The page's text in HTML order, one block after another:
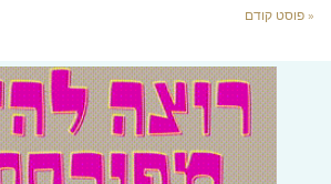
« פוסט קודם